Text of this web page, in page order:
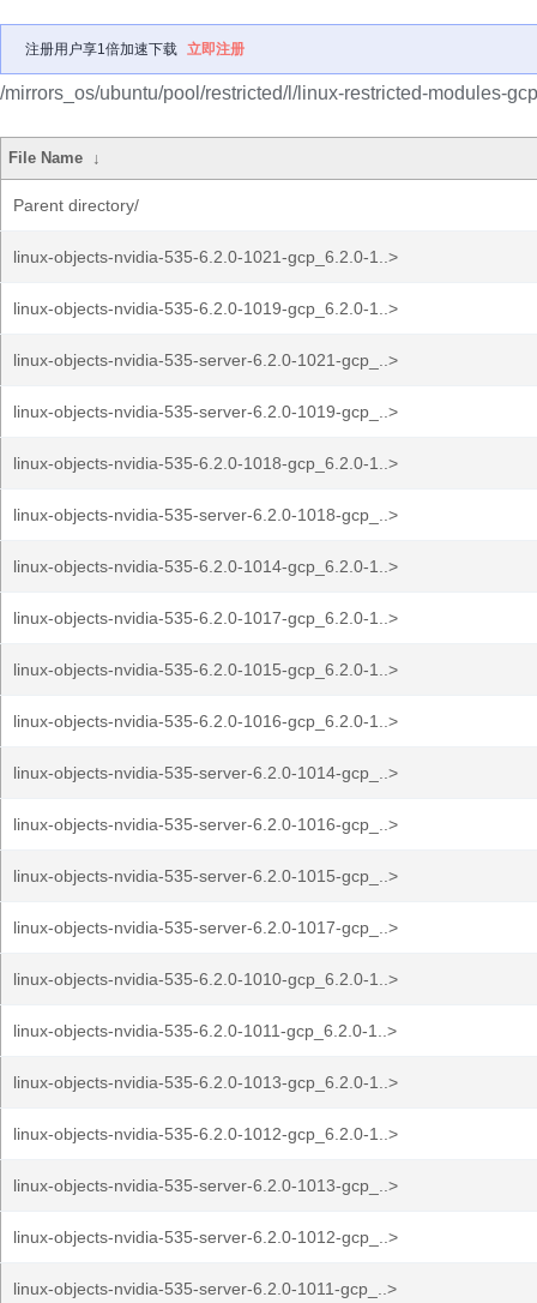
注册用户享1倍加速下载 立即注册
/mirrors_os/ubuntu/pool/restricted/l/linux-restricted-modules-
File Name ↓
Parent directory/
linux-objects-nvidia-535-6.2.0-1021-gcp_6.2.0-1..>
linux-objects-nvidia-535-6.2.0-1019-gcp_6.2.0-1..>
linux-objects-nvidia-535-server-6.2.0-1021-gcp_..>
linux-objects-nvidia-535-server-6.2.0-1019-gcp_..>
linux-objects-nvidia-535-6.2.0-1018-gcp_6.2.0-1..>
linux-objects-nvidia-535-server-6.2.0-1018-gcp_..>
linux-objects-nvidia-535-6.2.0-1014-gcp_6.2.0-1..>
linux-objects-nvidia-535-6.2.0-1017-gcp_6.2.0-1..>
linux-objects-nvidia-535-6.2.0-1015-gcp_6.2.0-1..>
linux-objects-nvidia-535-6.2.0-1016-gcp_6.2.0-1..>
linux-objects-nvidia-535-server-6.2.0-1014-gcp_..>
linux-objects-nvidia-535-server-6.2.0-1016-gcp_..>
linux-objects-nvidia-535-server-6.2.0-1015-gcp_..>
linux-objects-nvidia-535-server-6.2.0-1017-gcp_..>
linux-objects-nvidia-535-6.2.0-1010-gcp_6.2.0-1..>
linux-objects-nvidia-535-6.2.0-1011-gcp_6.2.0-1..>
linux-objects-nvidia-535-6.2.0-1013-gcp_6.2.0-1..>
linux-objects-nvidia-535-6.2.0-1012-gcp_6.2.0-1..>
linux-objects-nvidia-535-server-6.2.0-1013-gcp_..>
linux-objects-nvidia-535-server-6.2.0-1012-gcp_..>
linux-objects-nvidia-535-server-6.2.0-1011-gcp_..>